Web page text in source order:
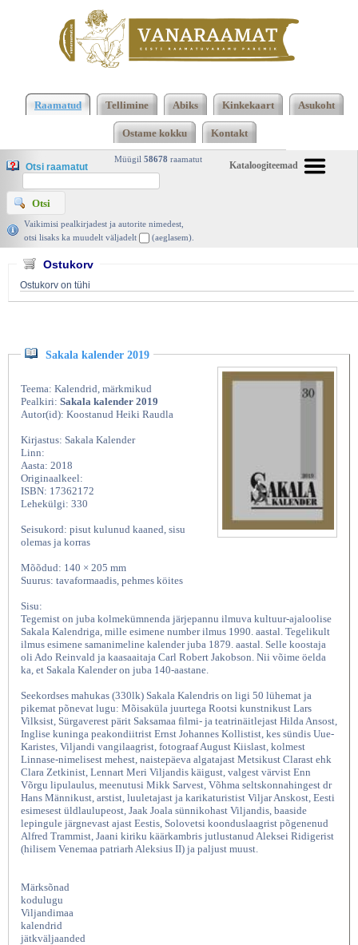
Sakala kalender 2019, Koostanud
kalender 2019, Koostanud Heiki Raudla, Sakala
Kalender 2018 | vanaraamat. ee
Raamatud Tellimine Abiks Kinkekaart Asukoht
Ostame kokku Kontakt
Kataloogiteemad
Müügil 58678 raamatut
Otsi raamatut
Vaikimisi pealkirjadest ja autorite nimedest,
otsi lisaks ka muudelt väljadelt
(aeglasem).
Ostukorv
Ostukorv on tühi
Sakala kalender 2019
Teema: Kalendrid, märkmikud
Pealkiri: Sakala kalender 2019
Autor(id): Koostanud Heiki Raudla
Kirjastus: Sakala Kalender
Linn:
Aasta: 2018
Originaalkeel:
ISBN: 17362172
Lehekülgi: 330
Seisukord: pisut kulunud kaaned, sisu
olemas ja korras
Mõõdud: 140 × 205 mm
Suurus: tavaformaadis, pehmes köites
Sisu:
Tegemist on juba kolmekümnenda järjepannu ilmuva kultuur-ajaloolise
Sakala Kalendriga, mille esimene number ilmus 1990. aastal. Tegelikult
ilmus esimene samanimeline kalender juba 1879. aastal. Selle koostaja
oli Ado Reinvald ja kaasaaitaja Carl Robert Jakobson. Nii võime öelda
ka, et Sakala Kalender on juba 140-aastane.
Seekordses mahukas (330lk) Sakala Kalendris on ligi 50 lühemat ja
pikemat põnevat lugu: Mõisaküla juurtega Rootsi kunstnikust Lars
Vilksist, Sürgaverest pärit Saksamaa filmi- ja teatrinäitlejast Hilda Ansost,
Inglise kuninga peakondiitrist Ernst Johannes Kollistist, kes sündis Uue-
Karistes, Viljandi vangilaagrist, fotograaf August Kiislast, kolmest
Linnase-nimelisest mehest, naistepäeva algatajast Metsikust Clarast ehk
Clara Zetkinist, Lennart Meri Viljandis käigust, valgest värvist Enn
Võrgu lipulaulus, meenutusi Mikk Sarvest, Võhma seltskonnahingest dr
Hans Männikust, arstist, luuletajast ja karikaturistist Viljar Anskost, Eesti
esimesest üldlaulupeost, Jaak Joala sünnikohast Viljandis, baaside
lepingule järgnevast ajast Eestis, Solovetsi koonduslaagrist põgenenud
Alfred Trammist, Jaani kiriku käärkambris jutlustanud Aleksei Ridigerist
(hilisem Venemaa patriarh Aleksius II) ja paljust muust.
Märksõnad
kodulugu
Viljandimaa
kalendrid
jätkväljaanded